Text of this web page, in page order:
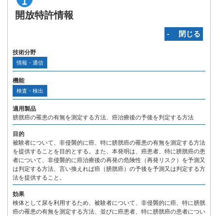
開放特許情報
‐ 閉じる
技術分野
情報・通信
機能
検査・検出
適用製品
膀胱癌の罹患の有無を測定する方法、癌治療後の予後を判定する方法
目的
被験者について、非侵襲的に癌、特に膀胱癌の罹患の有無を測定する方法
を提供することを目的とする。また、本発明は、癌患者、特に膀胱癌の患
者について、非侵襲的に癌治療後の再発の危険性（再発リスク）を予測又
は判定する方法、言い換えれば癌（膀胱癌）の予後を予測又は判定する方
法を提供すること。
効果
検体として尿を利用するため、被験者について、非侵襲的に癌、特に膀胱
癌の罹患の有無を測定する方法、並びに癌患者、特に膀胱癌の患者につい